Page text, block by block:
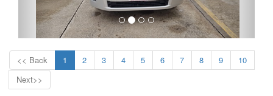
<< Back 1 2 3 4 5 6 7 8 9
10
Next>>